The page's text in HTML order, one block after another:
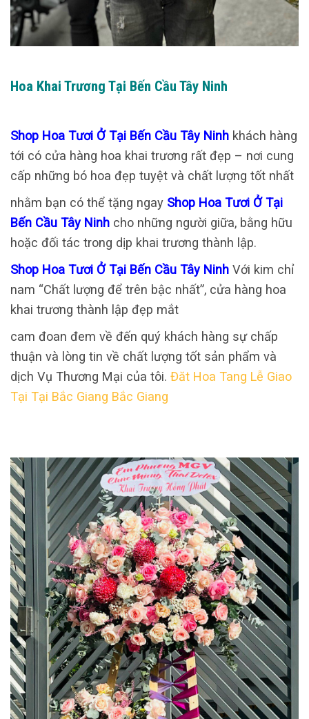
Hoa Khai Trương Tại Bến Cầu Tây Ninh
Shop Hoa Tươi Ở Tại Bến Cầu Tây Ninh khách hàng
tới có cửa hàng hoa khai trương rất đẹp – nơi cung
cấp những bó hoa đẹp tuyệt và chất lượng tốt nhất
nhằm bạn có thể tặng ngay Shop Hoa Tươi Ở Tại
Bến Cầu Tây Ninh cho những người giữa, bằng hữu
hoặc đối tác trong dịp khai trương thành lập.
Shop Hoa Tươi Ở Tại Bến Cầu Tây Ninh Với kim chỉ
nam “Chất lượng để trên bậc nhất”, cửa hàng hoa
khai trương thành lập đẹp mắt
cam đoan đem về đến quý khách hàng sự chấp
thuận và lòng tin về chất lượng tốt sản phẩm và
dịch Vụ Thương Mại của tôi. Đăt Hoa Tang Lễ Giao
Tại Tại Bắc Giang Bắc Giang